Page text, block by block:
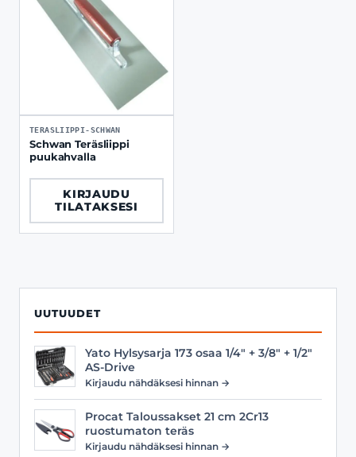
UUTUUDET
Yato Hylsysarja 173 osaa 1/4" + 3/8" + 1/2"
AS-Drive
Kirjaudu nähdäksesi hinnan →
Procat Taloussakset 21 cm 2Cr13
ruostumaton teräs
Kirjaudu nähdäksesi hinnan →
TERASLIIPPI-SCHWAN
Schwan Teräsliippi
puukahvalla
KIRJAUDU
TILATAKSESI